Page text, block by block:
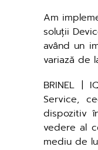
Am
soluții
având un
variază de
BRINEL |
Service,
dispozitiv
vedere al
mediu de